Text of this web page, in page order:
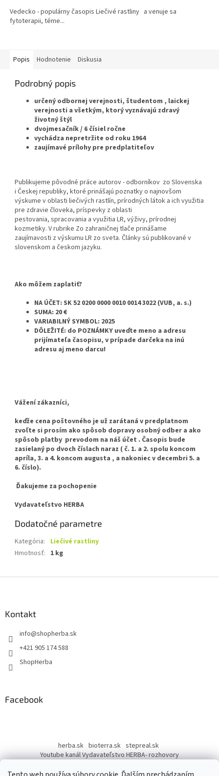
Vedecko - populárny časopis Liečivé rastliny a venuje sa
fytoterapii, téme...
Popis Hodnotenie Diskusia
Podrobný popis
určený odbornej verejnosti, študentom , laickej
verejnosti a všetkým, ktorý vyznávajú zdravý
životný štýl
dvojmesačník / 6 čísiel ročne
vychádza nepretržite od roku 1964
zaujímavé prílohy pre predplatiteľov
Publikujeme pôvodné práce autorov - odborníkov zo Slovenska
i Českej republiky, ktoré prinášajú poznatky o najnovšom
výskume v oblasti liečivých rastlín, prírodných látok a ich využitia
pre zdravie človeka, príspevky z oblasti
pestovania, spracovania a využitia LR, výživy, prírodnej
kozmetiky. V rubrike Zo zahraničnej tlače prinášame
zaujímavosti z výskumu LR zo sveta. Články sú publikované v
slovenskom a českom jazyku.
Ako môžem zaplatiť?
NA ÚČET: SK 52 0200 0000 0010 0014 3022 (VUB, a. s.)
SUMA: 20 €
VARIABILNÝ SYMBOL: 2025
DÔLEŽITÉ: do POZNÁMKY uveďte meno a adresu
prijímateľa časopisu, v prípade darčeka na inú
adresu aj meno darcu!
Vážení zákazníci,
keďže cena poštovného je už zarátaná v predplatnom
zvoľte si prosím ako spôsob dopravy osobný odber a ako
spôsob platby prevodom na náš účet . Časopis bude
zasielaný po dvoch číslach naraz ( č. 1. a 2. spolu koncom
apríla, 3. a 4. koncom augusta , a nakoniec v decembri 5. a
6. číslo).
Ďakujeme za pochopenie
Vydavateľstvo HERBA
Dodatočné parametre
Kategória:
Liečivé rastliny
Hmotnosť: 1 kg
Kontakt
info@shopherba.sk
+421 905 174 588
ShopHerba
Facebook
herba.sk bioterra.sk stepreal.sk
Youtube kanál Vydavateľstvo HERBA- rozhovory